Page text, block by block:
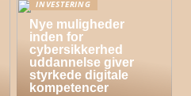
INVESTERING
Nye muligheder
inden for
cybersikkerhed
uddannelse giver
styrkede digitale
kompetencer